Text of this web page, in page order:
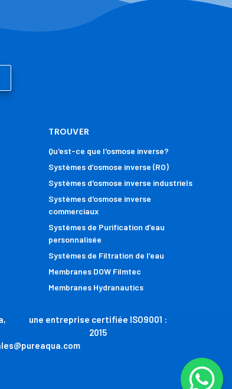
TROUVER
Qu'est-ce que l'osmose inverse?
Systèmes d’osmose inverse (RO)
Systèmes d'osmose inverse industriels
Systèmes d'osmose inverse
commerciaux
Systèmes de Purification d’eau
personnalisée
Systèmes de Filtration de l’eau
Membranes DOW Filmtec
Membranes Hydranautics
une entreprise certifiée ISO9001 :
2015